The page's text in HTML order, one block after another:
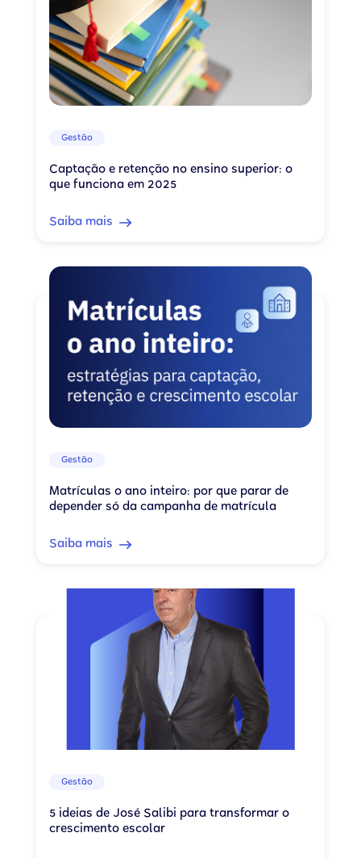
Gestão
Captação e retenção no ensino superior: o
que funciona em 2025
Saiba mais
Gestão
Matrículas o ano inteiro: por que parar de
depender só da campanha de matrícula
Saiba mais
Gestão
5 ideias de José Salibi para transformar o
crescimento escolar